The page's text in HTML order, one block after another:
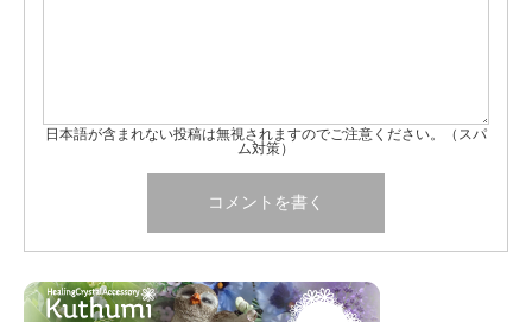
日本語が含まれない投稿は無視されますのでご注意ください。（スパ
ム対策）